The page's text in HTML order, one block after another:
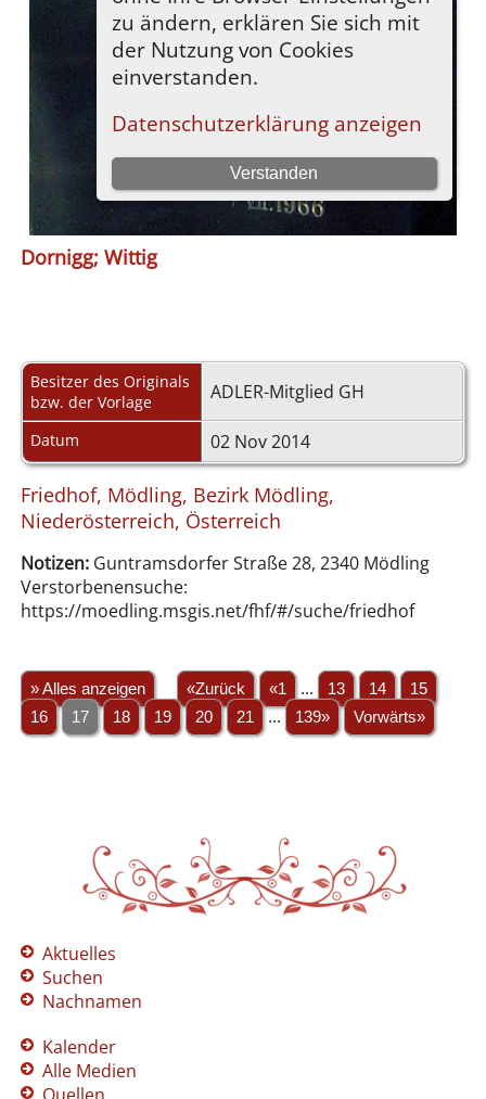
Dornigg; Wittig
Besitzer des Originals
bzw. der Vorlage
ADLER-Mitglied GH
Datum 02 Nov 2014
Friedhof, Mödling, Bezirk Mödling,
Niederösterreich, Österreich
Notizen:Guntramsdorfer Straße 28, 2340 Mödling
Verstorbenensuche:
https://moedling.msgis.net/fhf/#/suche/friedhof
» Alles anzeigen «Zurück «1 ... 13 14
15
16
17 18 19 20 21 ... 139» Vorwärts»
Aktuelles
Suchen
Nachnamen
Kalender
Alle Medien